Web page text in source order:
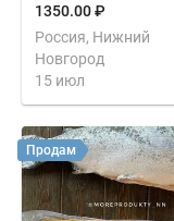
1350.00 ₽
Россия, Нижний
Новгород
15 июл
Продам